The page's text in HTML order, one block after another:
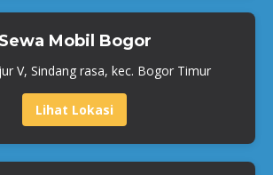
Sewa Mobil Bogor
V, Sindang rasa, kec. Bogor Timur
Lihat Lokasi